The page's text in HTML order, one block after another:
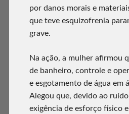
por danos morais e
que teve esquizofrenia
grave.
Na ação, a mulher afirmou
de banheiro, controle e
e esgotamento de água em
Alegou que, devido ao ruído
exigência de esforço físico